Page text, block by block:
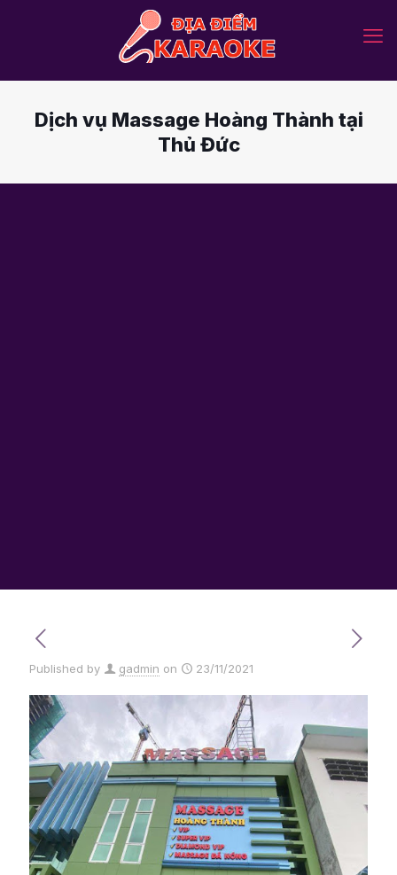
Dịch vụ Massage Hoàng Thành tại
Thủ Đức
Published by gadmin on 23/11/2021